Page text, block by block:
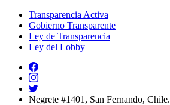
Transparencia Activa
Gobierno Transparente
Ley de Transparencia
Ley del Lobby
Negrete #1401, San Fernando, Chile.